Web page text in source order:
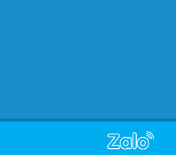
dựng Dtech. Designed byHalink